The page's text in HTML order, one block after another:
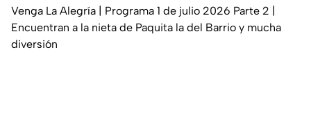
Venga La Alegría | Programa 1 de julio 2026 Parte 2 |
Encuentran a la nieta de Paquita la del Barrio y mucha
diversión